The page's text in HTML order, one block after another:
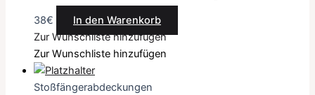
38€
In den Warenkorb
Zur Wunschliste hinzufügen
Zur Wunschliste hinzufügen
Stoßfängerabdeckungen